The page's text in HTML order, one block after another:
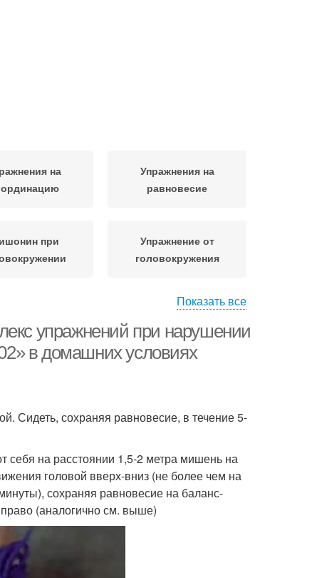
на
Упражнения на
равновесие
при
Упражнение от
головокружения
Показать все
упражнений при нарушении
в домашних условиях
Сидеть, сохраняя равновесие, в течение 5-
себя на расстоянии 1,5-2 метра мишень на
головой вверх-вниз (не более чем на
сохраняя равновесие на баланс-
(аналогично см. выше)